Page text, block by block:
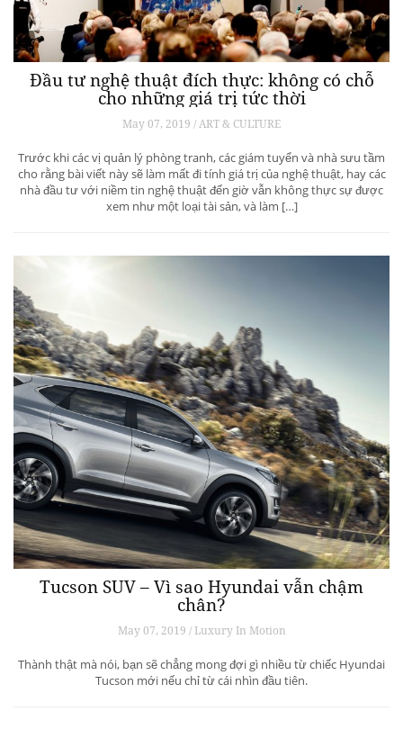
Đầu tư nghệ thuật đích thực: không có chỗ
cho những giá trị tức thời
May 07, 2019 / ART & CULTURE
Trước khi các vị quản lý phòng tranh, các giám tuyển và nhà sưu tầm
cho rằng bài viết này sẽ làm mất đi tính giá trị của nghệ thuật, hay các
nhà đầu tư với niềm tin nghệ thuật đến giờ vẫn không thực sự được
xem như một loại tài sản, và làm […]
Tucson SUV – Vì sao Hyundai vẫn chậm
chân?
May 07, 2019 / Luxury In Motion
Thành thật mà nói, bạn sẽ chẳng mong đợi gì nhiều từ chiếc Hyundai
Tucson mới nếu chỉ từ cái nhìn đầu tiên.